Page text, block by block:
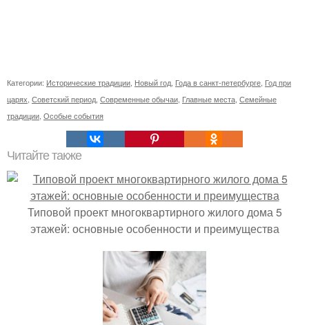
Категории: Исторические традиции Новый год Года в санкт-петербурге Год при
царях Советский период Современные обычаи Главные места Семейные
традиции Особые события
Читайте также
Типовой проект многоквартирного жилого дома 5
этажей: основные особенности и преимущества